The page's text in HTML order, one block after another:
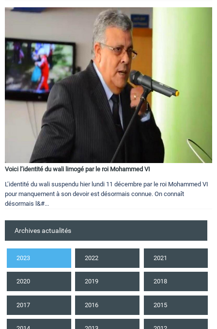
Voici l’identité du wali limogé par le roi Mohammed VI
L’identité du wali suspendu hier lundi 11 décembre par le roi Mohammed VI
pour manquement à son devoir est désormais connue. On connaît
désormais l&#...
Archives actualités
2023 2022 2021
2020 2019 2018
2017 2016 2015